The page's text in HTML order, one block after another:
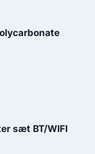
sæt BT/WIFI